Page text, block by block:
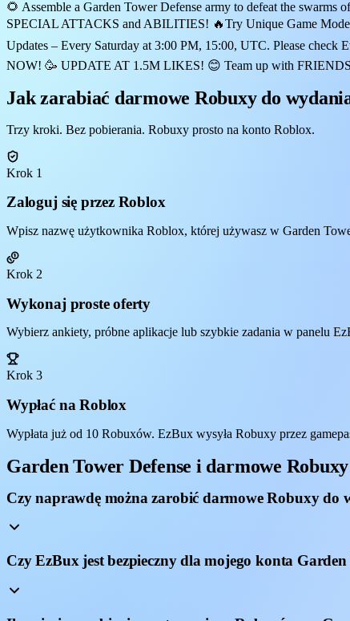
🌻 Assemble a Garden Tower Defense army to defeat the
SPECIAL ATTACKS and ABILITIES! 🔥Try Unique Game
Updates – Every Saturday at 3:00 PM, 15:00, UTC. Please
NOW! 🥳 UPDATE AT 1.5M LIKES! 😊 Team up with FRIENDS
Jak zarabiać darmowe Robuxy do
Trzy kroki. Bez pobierania. Robuxy prosto na konto Roblox.
Krok 1
Zaloguj się przez Roblox
Wpisz nazwę użytkownika Roblox, której używasz w Garden
Krok 2
Wykonaj proste oferty
Wybierz ankiety, próbne aplikacje lub szybkie zadania w panelu
Krok 3
Wypłać na Roblox
Wypłata już od 10 Robuxów. EzBux wysyła Robuxy przez
Garden Tower Defense i darmowe
Czy naprawdę można zarobić darmowe Robuxy do
Czy EzBux jest bezpieczny dla mojego konta Garden